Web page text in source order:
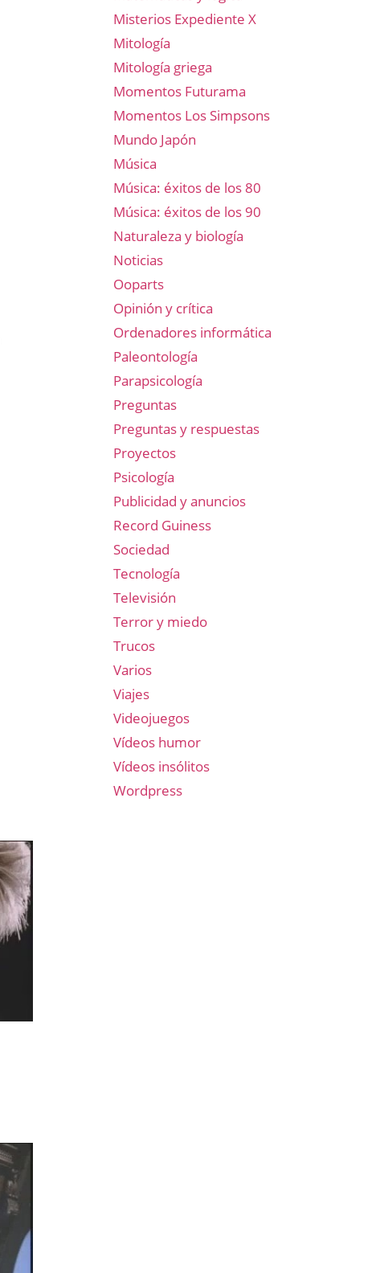
Misterios Expediente X
Mitología
Mitología griega
Momentos Futurama
Momentos Los Simpsons
Mundo Japón
Música
Música: éxitos de los 80
Música: éxitos de los 90
Naturaleza y biología
Noticias
Ooparts
Opinión y crítica
Ordenadores informática
Paleontología
Parapsicología
Preguntas
Preguntas y respuestas
Proyectos
Psicología
Publicidad y anuncios
Record Guiness
Sociedad
Tecnología
Televisión
Terror y miedo
Trucos
Varios
Viajes
Videojuegos
Vídeos humor
Vídeos insólitos
Wordpress